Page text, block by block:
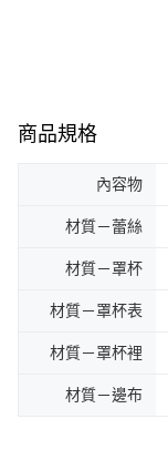
商品規格
內容物
材質－蕾絲
材質－罩杯
材質－罩杯表
材質－罩杯裡
材質－邊布